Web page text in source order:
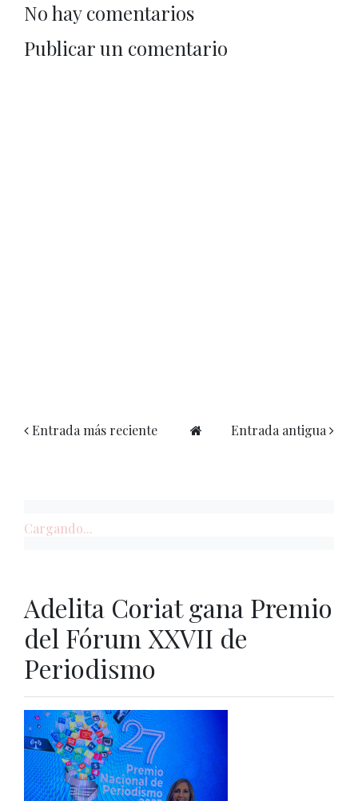
No hay comentarios
Publicar un comentario
Entrada más reciente Entrada antigua
Cargando...
Adelita Coriat gana Premio
del Fórum XXVII de
Periodismo